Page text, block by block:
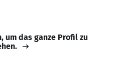
um das ganze Profil zu